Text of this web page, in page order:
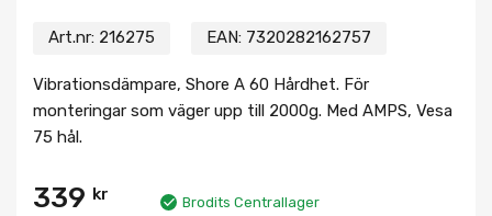
Art.nr: 216275 EAN: 7320282162757
Vibrationsdämpare, Shore A 60 Hårdhet. För
monteringar som väger upp till 2000g. Med AMPS, Vesa
75 hål.
339 kr Brodits Centrallager